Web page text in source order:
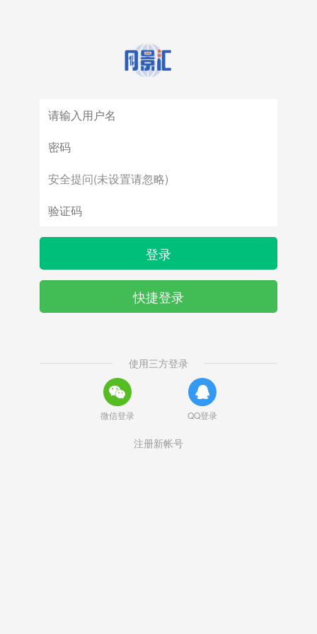
登录
快捷登录
使用三方登录
微信登录 QQ登录
注册新帐号